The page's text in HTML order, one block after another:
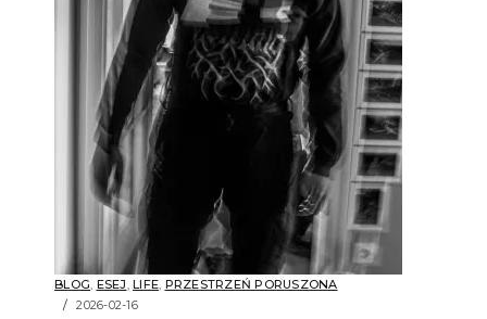
BLOG, ESEJ, LIFE, PRZESTRZEŃ PORUSZONA
2026-02-16